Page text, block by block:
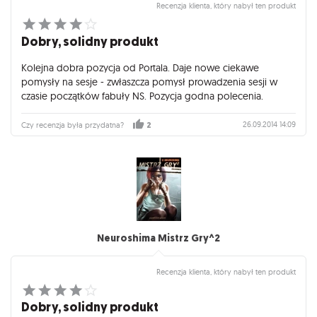
Recenzja klienta, który nabył ten produkt
Dobry, solidny produkt
Kolejna dobra pozycja od Portala. Daje nowe ciekawe
pomysły na sesje - zwłaszcza pomysł prowadzenia sesji w
czasie początków fabuły NS. Pozycja godna polecenia.
Czy recenzja była przydatna? 2 26.09.2014 14:09
Neuroshima Mistrz Gry^2
Recenzja klienta, który nabył ten produkt
Dobry, solidny produkt